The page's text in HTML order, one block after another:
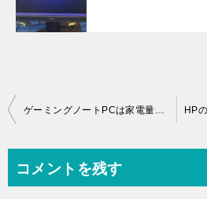
投
ビ
ゲーミングノートPCは家電量販店では置いていません！
コメントを残す